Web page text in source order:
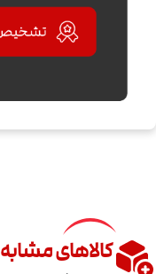
کالاهای مشابه